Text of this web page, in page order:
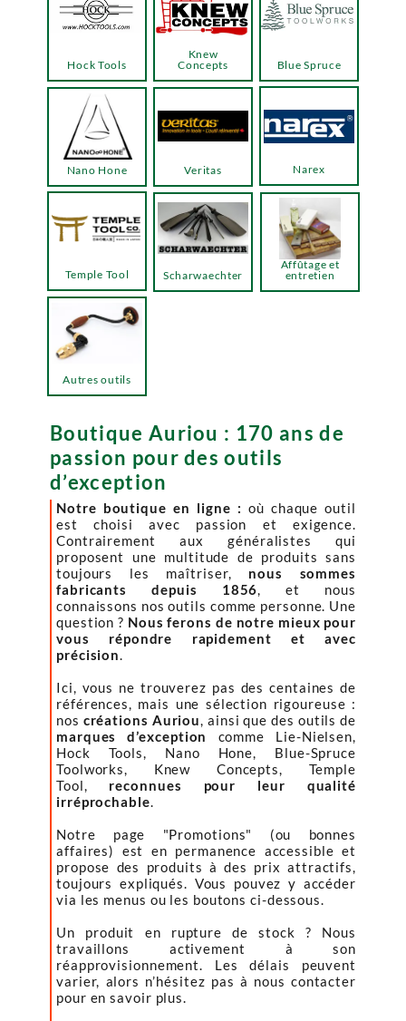
Boutique Auriou : 170 ans de
passion pour des outils
d’exception
Notre boutique en ligne : où chaque outil
est choisi avec passion et exigence.
Contrairement aux généralistes qui
proposent une multitude de produits sans
toujours les maîtriser, nous sommes
fabricants depuis 1856, et nous
connaissons nos outils comme personne. Une
question ? Nous ferons de notre mieux pour
vous répondre rapidement et avec
précision.
Ici, vous ne trouverez pas des centaines de
références, mais une sélection rigoureuse :
nos créations Auriou, ainsi que des outils de
marques d’exception
comme Lie-Nielsen,
Hock Tools, Nano Hone, Blue-Spruce
Toolworks, Knew Concepts, Temple
Tool, reconnues pour leur qualité
irréprochable.
Notre page "Promotions" (ou bonnes
affaires) est en permanence accessible et
propose des produits à des prix attractifs,
toujours expliqués. Vous pouvez y accéder
via les menus ou les boutons ci-dessous.
Un produit en rupture de stock ? Nous
travaillons activement à son
réapprovisionnement. Les délais peuvent
varier, alors n’hésitez pas à nous contacter
pour en savoir plus.
Hock Tools
Knew
Concepts
Temple Tool
Blue Spruce
Narex
Veritas
Nano Hone
Autres outils
Scharwaechter
Affûtage et
entretien